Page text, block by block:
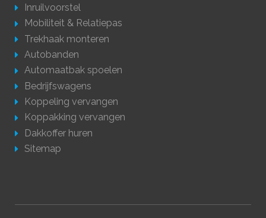
Inruilvoorstel
Mobiliteit & Relatiepas
Trekhaak monteren
Autobanden
Automaatbak spoelen
Bedrijfswagens
Koppeling vervangen
Koppakking vervangen
Dakkoffer huren
Sitemap